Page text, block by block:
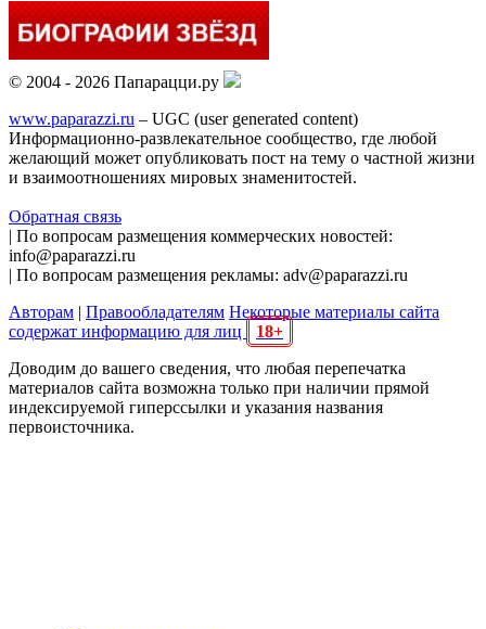
© 2004 - 2026 Папарацци.ру
www.paparazzi.ru – UGC (user generated content)
Информационно-развлекательное сообщество, где любой
желающий может опубликовать пост на тему о частной жизни
и взаимоотношениях мировых знаменитостей.
Обратная связь
| По вопросам размещения коммерческих новостей:
info@paparazzi.ru
| По вопросам размещения рекламы: adv@paparazzi.ru
Авторам | Правообладателям Некоторые материалы сайта
содержат информацию для лиц
18+
Доводим до вашего сведения, что любая перепечатка
материалов сайта возможна только при наличии прямой
индексируемой гиперссылки и указания названия
первоисточника.